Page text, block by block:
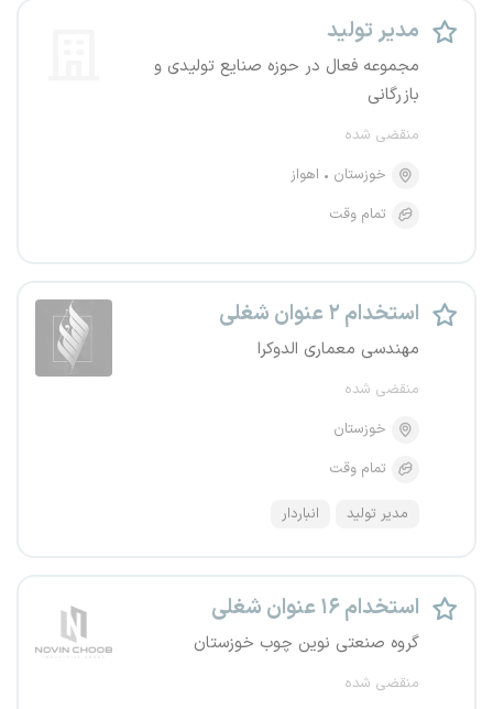
مدیر تولید
مجموعه فعال در حوزه صنایع تولیدی و
بازرگانی
منقضی شده
خوزستان
اهواز
تمام وقت
استخدام ۲ عنوان شغلی
مهندسی معماری الدوکرا
منقضی شده
خوزستان
تمام وقت
مدیر تولید انباردار
استخدام ۱۶ عنوان شغلی
گروه صنعتی نوین چوب خوزستان
منقضی شده